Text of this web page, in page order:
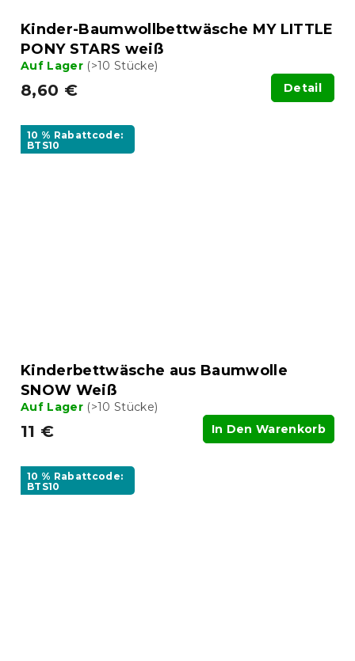
Kinder-Baumwollbettwäsche MY LITTLE
PONY STARS weiß
Auf Lager (>10 Stücke)
8,60 € Detail
10 % Rabattcode:
BTS10
Kinderbettwäsche aus Baumwolle
SNOW Weiß
Auf Lager (>10 Stücke)
11 € In Den Warenkorb
10 % Rabattcode:
BTS10